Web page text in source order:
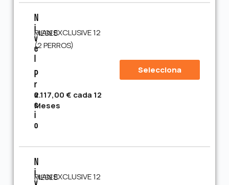
N
I
V
E
P
R
E
C
I
O
PLAN EXCLUSIVE 12 MESES
(2 PERROS)
2.117,00 € cada 12
Meses
Selecciona
N
I
V
PLAN EXCLUSIVE 12 MESES